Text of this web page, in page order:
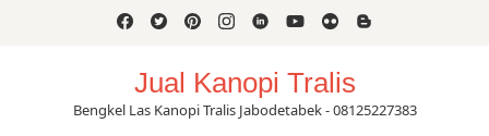
Jual Kanopi Tralis
Bengkel Las Kanopi Tralis Jabodetabek - 08125227383